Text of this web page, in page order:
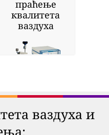
праћење
квалитета
ваздуха
ваздуха и